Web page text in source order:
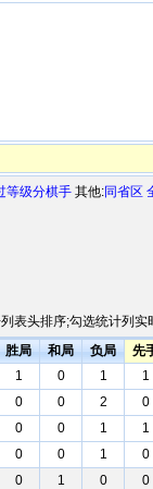
等级分棋手 其他:同省区
表头排序;勾选统计列
胜局 和局 负局
先
1 0 1
1
0 0 2
0
0 0 1
1
0 0 1
0
0 1 0
0